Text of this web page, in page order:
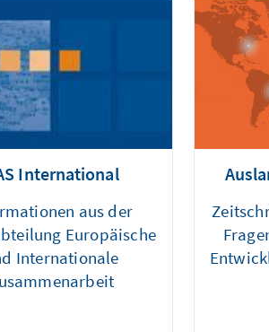
International
aus der
Europäische
Internationale